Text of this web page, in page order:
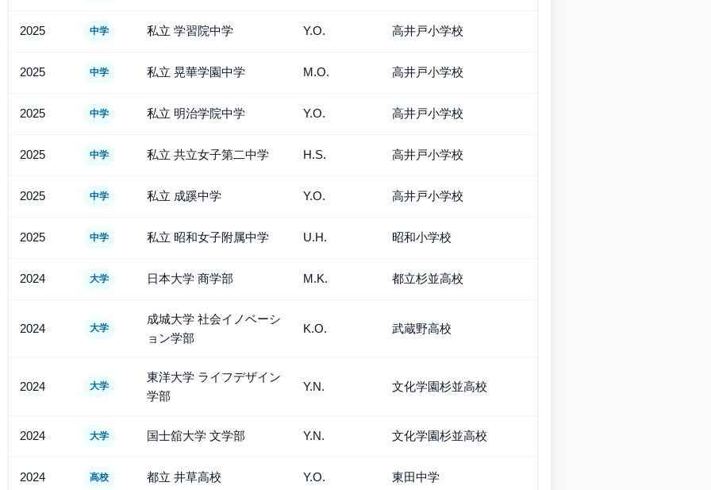
2025 中学 私立 学習院中学 Y.O. 高井戸小学校
2025 中学 私立 晃華学園中学 M.O. 高井戸小学校
2025 中学 私立 明治学院中学 Y.O. 高井戸小学校
2025 中学 私立 共立女子第二中学 H.S. 高井戸小学校
2025 中学 私立 成蹊中学 Y.O. 高井戸小学校
2025 中学 私立 昭和女子附属中学 U.H. 昭和小学校
2024 大学 日本大学 商学部 M.K. 都立杉並高校
2024 大学
成城大学 社会イノベーシ
ョン学部
K.O. 武蔵野高校
2024 大学
東洋大学 ライフデザイン
学部
Y.N. 文化学園杉並高校
2024 大学 国士舘大学 文学部 Y.N. 文化学園杉並高校
2024 高校 都立 井草高校 Y.O. 東田中学